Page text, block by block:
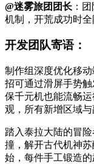
@迷雾旅团团长 ：
机制，开荒成功时
开发团队寄语：
制作组深度优化移
招可通过滑屏手势
保千元机也能流畅
观，所有新增区域与
踏入泰拉大陆的冒
撞，解开古代机神
始，每件手工锻造